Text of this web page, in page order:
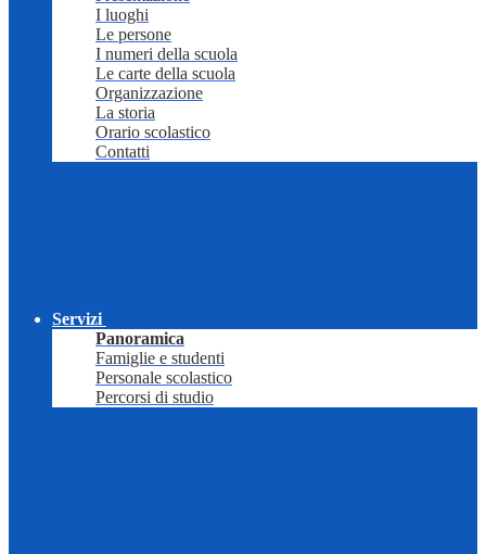
I luoghi
Le persone
I numeri della scuola
Le carte della scuola
Organizzazione
La storia
Orario scolastico
Contatti
Servizi
Panoramica
Famiglie e studenti
Personale scolastico
Percorsi di studio